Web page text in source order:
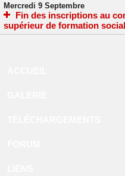
Mercredi 9 Septembre
Fin des inscriptions au
supérieur de formation